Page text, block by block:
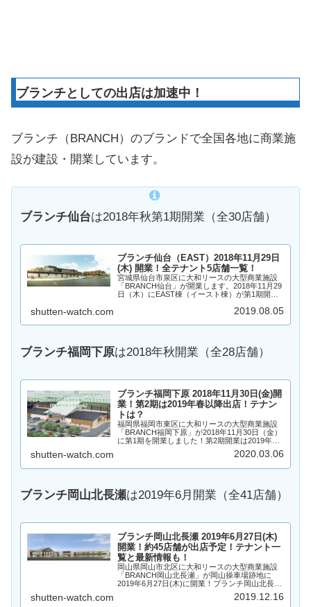
ブランチとしての出店は加速中！
ブランチ（BRANCH）のブランドで全国各地に商業施
設が建設・開業しています。
ブランチ仙台は2018年秋第1期開業（全30店舗）
ブランチ仙台（EAST）2018年11月29日
(木) 開業！全テナント5店舗一覧！
宮城県仙台市泉区に大和リースの大型商業施設
「BRANCH仙台」が開業します。2018年11月29
日（木）にEAST棟（イースト棟）が第1期開業
など5店舗がオープン！また、2019年4月25日に
shutten-watch.com 2019.08.05
ブランチ福岡下原は2018年秋開業（全28店舗）
ブランチ福岡下原 2018年11月30日(金)開
業！第2期は2019年春以降出店！テナン
トは？
福岡県福岡市東区に大和リースの大型商業施設
「BRANCH福岡下原」が2018年11月30日（金）
に第1期を開業しました！第2期開業は2019年春
季以降を予定しています！ブランチ福岡下原
（ふくおかしもばる）は、飲食店と物販、サー
shutten-watch.com 2020.03.06
ブランチ岡山北長瀬は2019年6月開業（全41店舗）
ブランチ岡山北長瀬 2019年6月27日(木)
開業！約45店舗が出店予定！テナント一
覧と最新情報も！
岡山県岡山市北区に大和リースの大型商業施設
「BRANCH岡山北長瀬」が岡山操車場跡地に
2019年6月27日(木)に開業！ブランチ岡山北長瀬
には、食品スーパー・専門店・飲食店・医療モ
ール・フィットネス全45テナントが出店！ブラ
shutten-watch.com 2019.12.16